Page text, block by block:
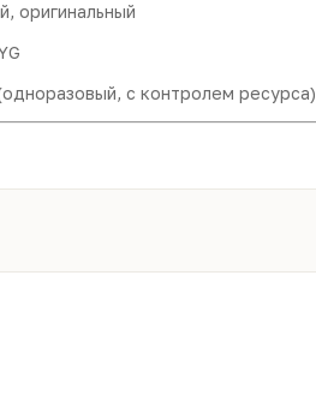
оригинальный
с контролем ресурса)